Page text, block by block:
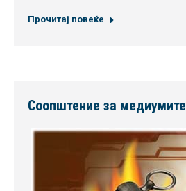
Прочитај повеќе
Соопштение за медиумите